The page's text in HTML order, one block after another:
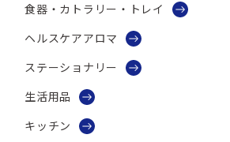
食器・カトラリー・トレイ
ヘルスケアアロマ
ステーショナリー
生活用品
キッチン